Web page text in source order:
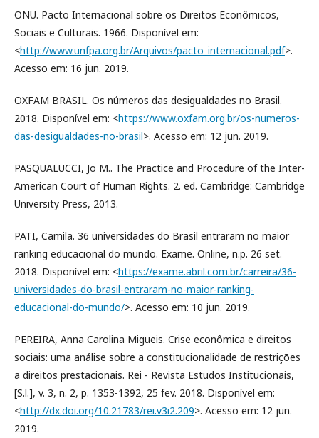
ONU. Pacto Internacional sobre os Direitos Econômicos,
Sociais e Culturais. 1966. Disponível em:
<http://www.unfpa.org.br/Arquivos/pacto_internacional.pdf>.
Acesso em: 16 jun. 2019.
OXFAM BRASIL. Os números das desigualdades no Brasil.
2018. Disponível em: <https://www.oxfam.org.br/os-numeros-
das-desigualdades-no-brasil>. Acesso em: 12 jun. 2019.
PASQUALUCCI, Jo M.. The Practice and Procedure of the Inter-
American Court of Human Rights. 2. ed. Cambridge: Cambridge
University Press, 2013.
PATI, Camila. 36 universidades do Brasil entraram no maior
ranking educacional do mundo. Exame. Online, n.p. 26 set.
2018. Disponível em: <https://exame.abril.com.br/carreira/36-
universidades-do-brasil-entraram-no-maior-ranking-
educacional-do-mundo/>. Acesso em: 10 jun. 2019.
PEREIRA, Anna Carolina Migueis. Crise econômica e direitos
sociais: uma análise sobre a constitucionalidade de restrições
a direitos prestacionais. Rei - Revista Estudos Institucionais,
[S.l.], v. 3, n. 2, p. 1353-1392, 25 fev. 2018. Disponível em:
<http://dx.doi.org/10.21783/rei.v3i2.209>. Acesso em: 12 jun.
2019.